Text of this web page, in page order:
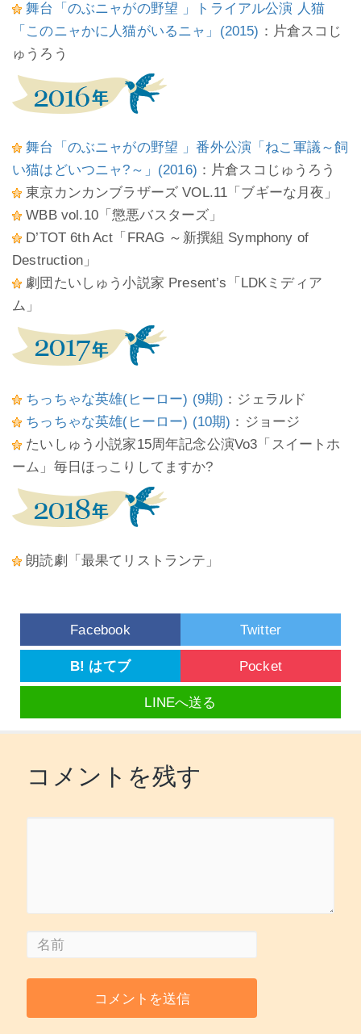
舞台「のぶニャがの野望 」トライアル公演 人猫
「このニャかに人猫がいるニャ」(2015) ：片倉スコじ
ゅうろう
舞台「のぶニャがの野望 」番外公演「ねこ軍議～飼
い猫はどいつニャ?～」(2016) ：片倉スコじゅうろう
東京カンカンブラザーズ VOL.11「ブギーな月夜」
WBB vol.10「懲悪バスターズ」
D’TOT 6th Act「FRAG ～新撰組 Symphony of
Destruction」
劇団たいしゅう小説家 Present’s「LDKミディア
ム」
ちっちゃな英雄(ヒーロー) (9期) ：ジェラルド
ちっちゃな英雄(ヒーロー) (10期) ：ジョージ
たいしゅう小説家15周年記念公演Vo3「スイートホ
ーム」毎日ほっこりしてますか?
朗読劇「最果てリストランテ」
Facebook Twitter
B! はてブ Pocket
LINEへ送る
コメントを残す